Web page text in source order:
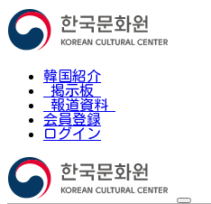
韓国紹介
掲示板
報道資料
会員登録
ログイン